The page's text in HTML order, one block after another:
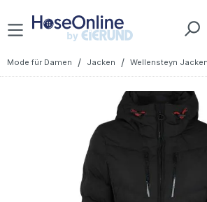
Zum Hauptinhalt springen
Mode für Damen / Jacken / Wellensteyn Jacken
Bildergalerie überspringen